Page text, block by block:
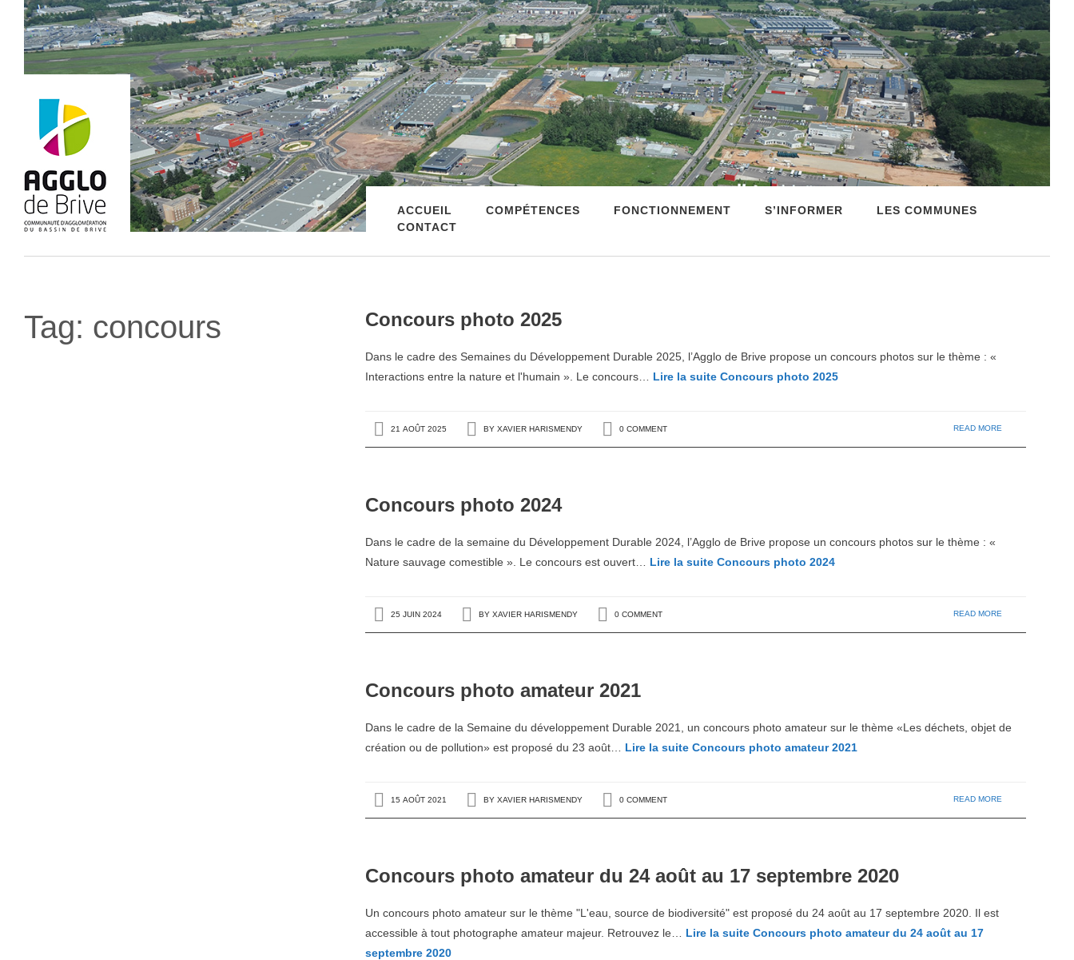
ACCUEIL COMPÉTENCES FONCTIONNEMENT S’INFORMER
LES COMMUNES
CONTACT
Tag: concours Concours photo 2025
Dans le cadre des Semaines du Développement Durable 2025, l’Agglo de Brive propose un concours photos sur le thème : «
Interactions entre la nature et l'humain ». Le concours… Lire la suite Concours photo 2025
21 AOÛT 2025 BYXAVIER HARISMENDY 0 COMMENT READ MORE
Concours photo 2024
Dans le cadre de la semaine du Développement Durable 2024, l’Agglo de Brive propose un concours photos sur le thème : «
Nature sauvage comestible ». Le concours est ouvert… Lire la suite Concours photo 2024
25 JUIN 2024 BYXAVIER HARISMENDY 0 COMMENT READ MORE
Concours photo amateur 2021
Dans le cadre de la Semaine du développement Durable 2021, un concours photo amateur sur le thème «Les déchets, objet de
création ou de pollution» est proposé du 23 août… Lire la suite Concours photo amateur 2021
15 AOÛT 2021 BYXAVIER HARISMENDY 0 COMMENT READ MORE
Concours photo amateur du 24 août au 17 septembre 2020
Un concours photo amateur sur le thème "L'eau, source de biodiversité" est proposé du 24 août au 17 septembre 2020. Il est
accessible à tout photographe amateur majeur. Retrouvez le… Lire la suite Concours photo amateur du 24 août au 17
septembre 2020